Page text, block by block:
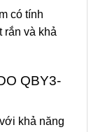
có tính
rắn và khả
QBY3-
khả năng